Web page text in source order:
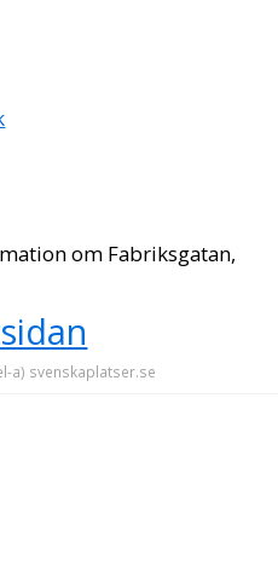
om Fabriksgatan,
a) svenskaplatser.se